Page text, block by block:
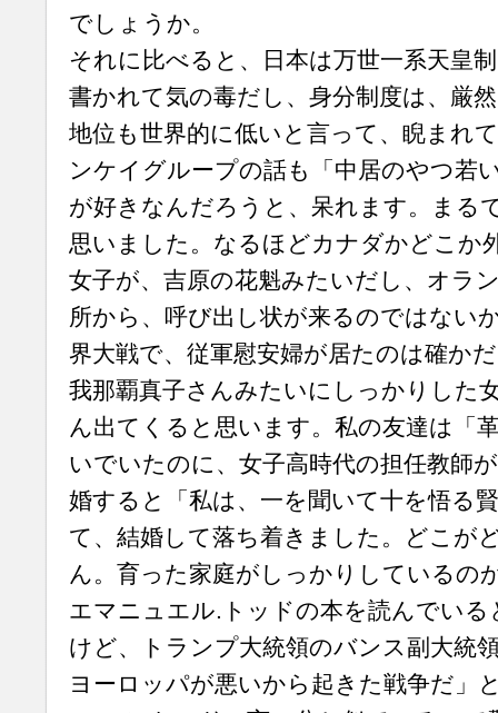
でしょうか。
それに比べると、日本は万世一系天皇
書かれて気の毒だし、身分制度は、厳
地位も世界的に低いと言って、睨まれ
ンケイグループの話も「中居のやつ若
が好きなんだろうと、呆れます。まる
思いました。なるほどカナダかどこか
女子が、吉原の花魁みたいだし、オラ
所から、呼び出し状が来るのではない
界大戦で、従軍慰安婦が居たのは確か
我那覇真子さんみたいにしっかりした
ん出てくると思います。私の友達は「
いでいたのに、女子高時代の担任教師
婚すると「私は、一を聞いて十を悟る
て、結婚して落ち着きました。どこが
ん。育った家庭がしっかりしているの
エマニュエル.トッドの本を読んでいる
けど、トランプ大統領のバンス副大統
ヨーロッパが悪いから起きた戦争だ」